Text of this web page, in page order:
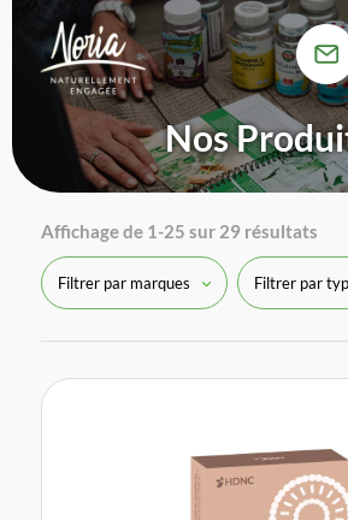
Nos
Affichage de 1-25 sur 29 résultats
Filtrer par marques Filtrer par